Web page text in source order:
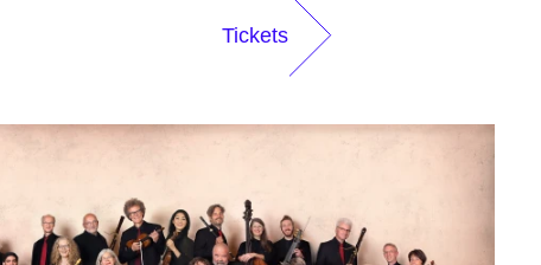
Tickets